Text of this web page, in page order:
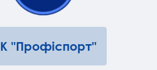
"Профіспорт"